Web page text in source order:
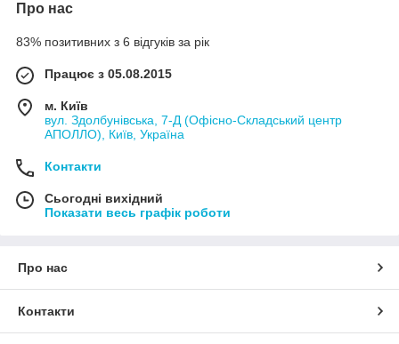
Про нас
83% позитивних з 6 відгуків за рік
Працює з 05.08.2015
м. Київ
вул. Здолбунівська, 7-Д (Офісно-Складський центр
АПОЛЛО), Київ, Україна
Контакти
Сьогодні вихідний
Показати весь графік роботи
Про нас
Контакти